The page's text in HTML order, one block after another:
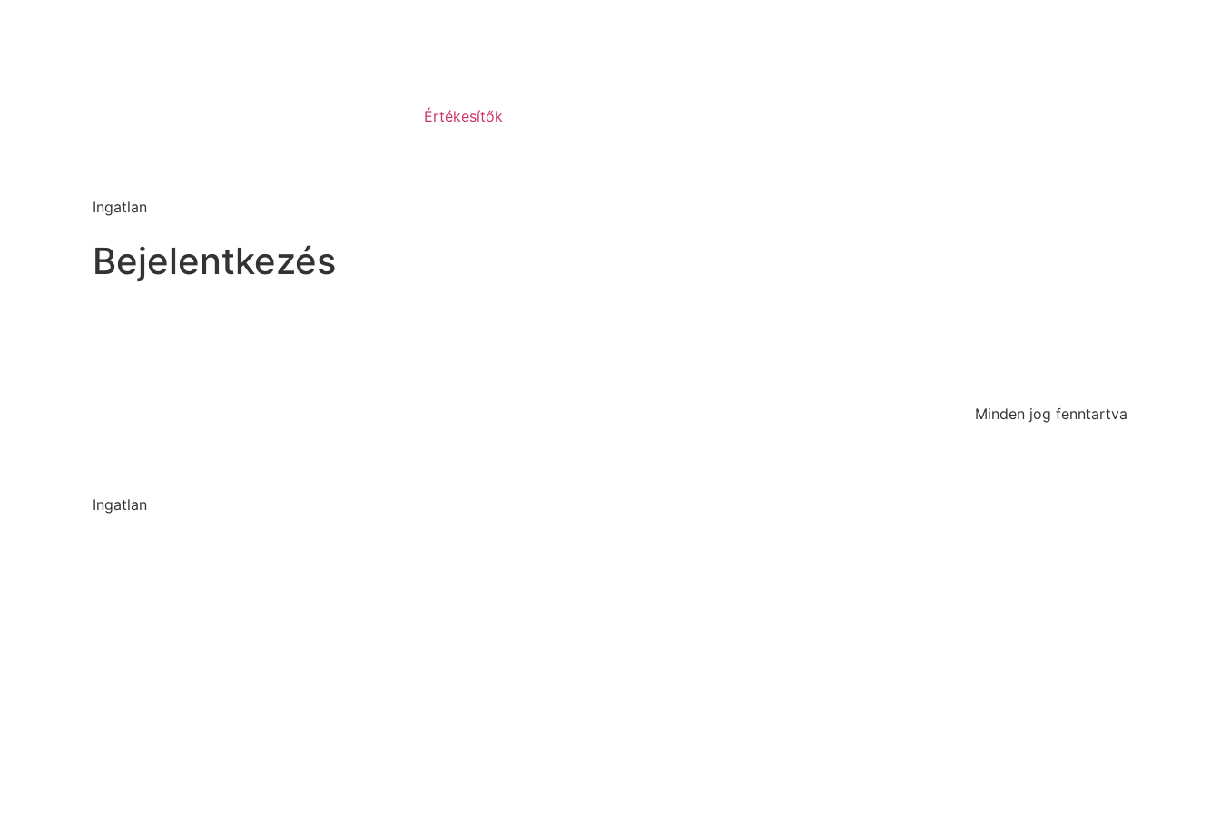
Ingatlan
Értékesítők
Bejelentkezés
Ingatlan
Minden jog fenntartva